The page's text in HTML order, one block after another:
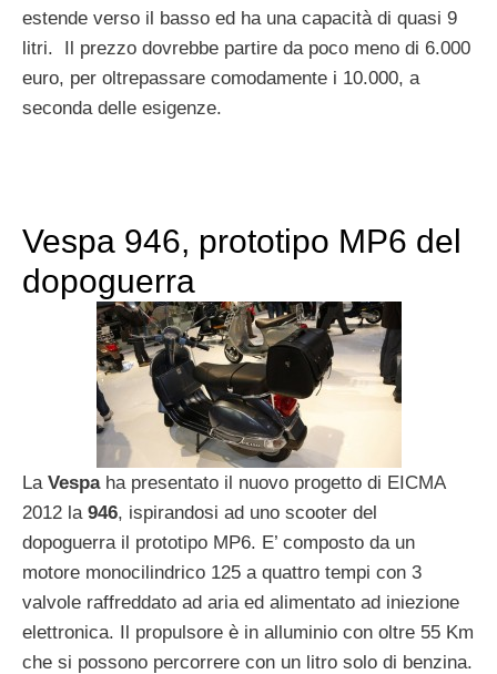
estende verso il basso ed ha una capacità di quasi 9
litri. Il prezzo dovrebbe partire da poco meno di 6.000
euro, per oltrepassare comodamente i 10.000, a
seconda delle esigenze.
Vespa 946, prototipo MP6 del
dopoguerra
La Vespaha presentato il nuovo progetto di EICMA
2012 la 946, ispirandosi ad uno scooter del
dopoguerra il prototipo MP6. E’ composto da un
motore monocilindrico 125 a quattro tempi con 3
valvole raffreddato ad aria ed alimentato ad iniezione
elettronica. Il propulsore è in alluminio con oltre 55 Km
che si possono percorrere con un litro solo di benzina.